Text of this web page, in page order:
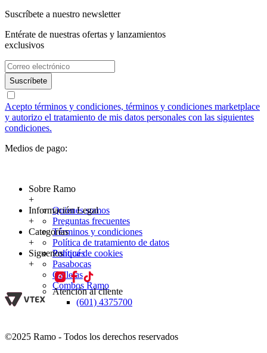
Suscríbete a nuestro newsletter
Entérate de nuestras ofertas y lanzamientos
exclusivos
Suscríbete
Acepto términos y condiciones, términos y condiciones marketplace
y autorizo el tratamiento de mis datos personales con las siguientes
condiciones.
Medios de pago:
Sobre Ramo
+
Quienes somos
Preguntas frecuentes
Información Legal
+
Términos y condiciones
Política de tratamiento de datos
Política de cookies
Categorías
+
Ponqués
Pasabocas
Galletas
Combos Ramo
Siguenos
+
Atención al cliente
(601) 4375700
©2025 Ramo - Todos los derechos reservados